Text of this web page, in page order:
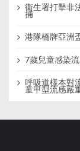
衞生署打擊非
捕
港隊橋牌亞洲
7歲兒童感染
呼吸道樣本對
童甲型流感嚴